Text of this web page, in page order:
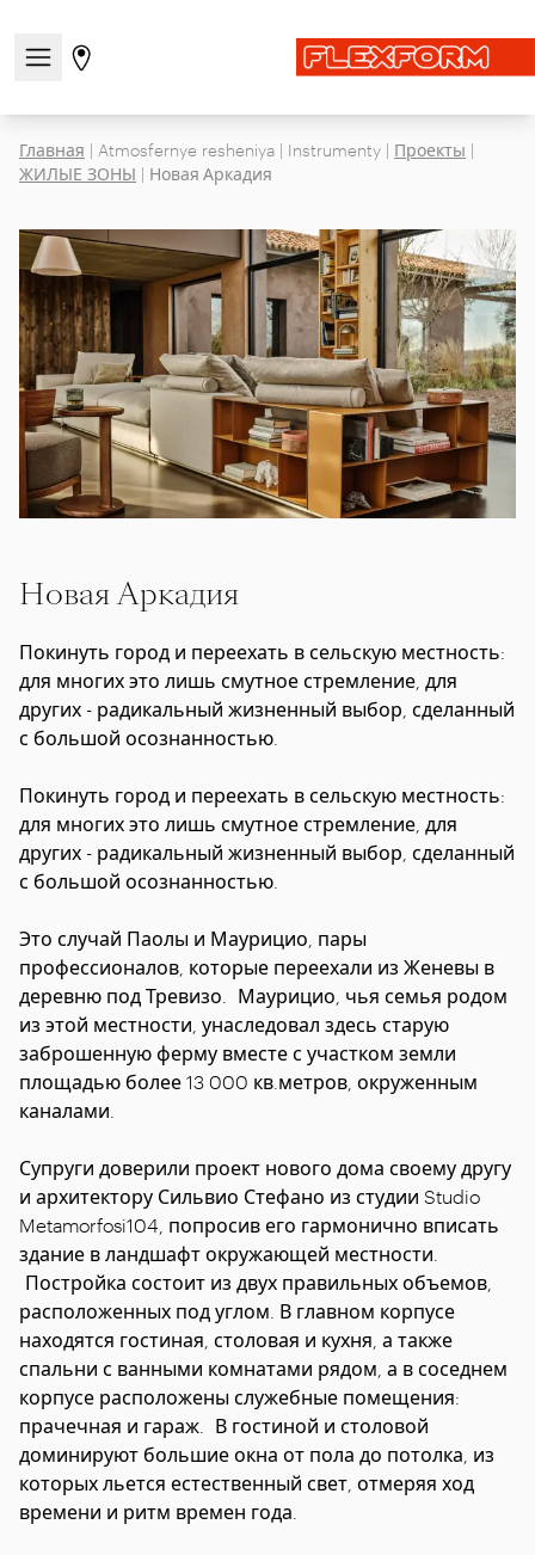
Открыть/закрыть меню навигации
Перейти на страницу магазинов
Главная | Atmosfernye resheniya | Instrumenty | Проекты |
ЖИЛЫЕ ЗОНЫ | Новая Аркадия
Новая Аркадия
Покинуть город и переехать в сельскую местность:
для многих это лишь смутное стремление, для
других - радикальный жизненный выбор, сделанный
с большой осознанностью.
Покинуть город и переехать в сельскую местность:
для многих это лишь смутное стремление, для
других - радикальный жизненный выбор, сделанный
с большой осознанностью.
Это случай Паолы и Маурицио, пары
профессионалов, которые переехали из Женевы в
деревню под Тревизо. Маурицио, чья семья родом
из этой местности, унаследовал здесь старую
заброшенную ферму вместе с участком земли
площадью более 13 000 кв.метров, окруженным
каналами.
Супруги доверили проект нового дома своему другу
и архитектору Сильвио Стефано из студии Studio
Metamorfosi104, попросив его гармонично вписать
здание в ландшафт окружающей местности.
Постройка состоит из двух правильных объемов,
расположенных под углом. В главном корпусе
находятся гостиная, столовая и кухня, а также
спальни с ванными комнатами рядом, а в соседнем
корпусе расположены служебные помещения:
прачечная и гараж. В гостиной и столовой
доминируют большие окна от пола до потолка, из
которых льется естественный свет, отмеряя ход
времени и ритм времен года.